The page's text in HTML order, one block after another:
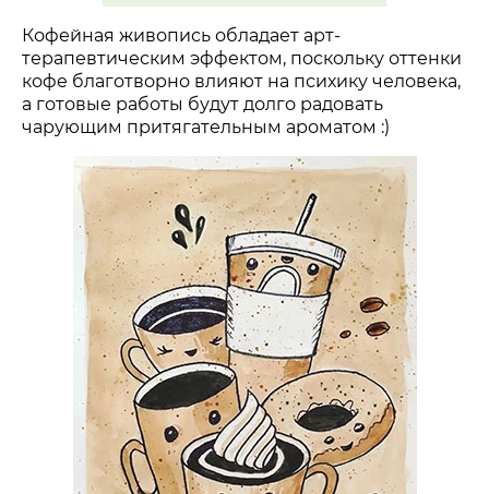
Кофейная живопись обладает арт-
терапевтическим эффектом, поскольку оттенки
кофе благотворно влияют на психику человека,
а готовые работы будут долго радовать
чарующим притягательным ароматом :)